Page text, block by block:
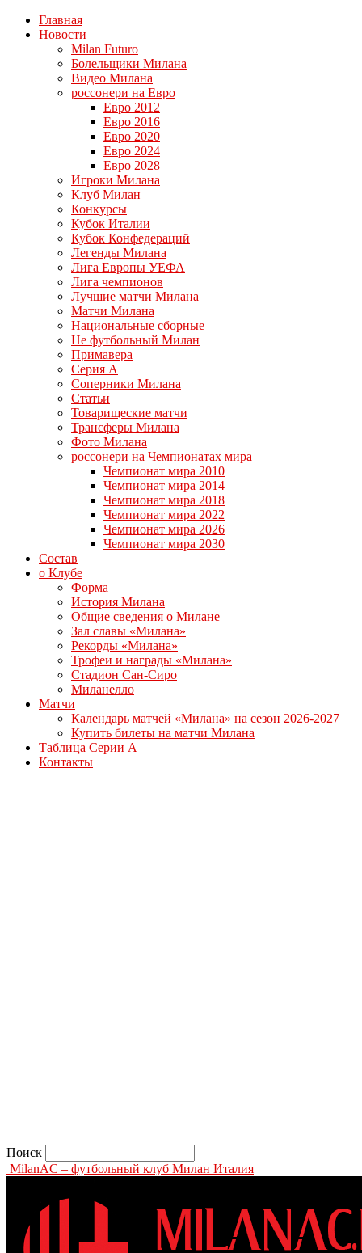
Главная
Новости
Milan Futuro
Болельщики Милана
Видео Милана
россонери на Евро
Евро 2012
Евро 2016
Евро 2020
Евро 2024
Евро 2028
Игроки Милана
Клуб Милан
Конкурсы
Кубок Италии
Кубок Конфедераций
Легенды Милана
Лига Европы УЕФА
Лига чемпионов
Лучшие матчи Милана
Матчи Милана
Национальные сборные
Не футбольный Милан
Примавера
Серия А
Соперники Милана
Статьи
Товарищеские матчи
Трансферы Милана
Фото Милана
россонери на Чемпионатах мира
Чемпионат мира 2010
Чемпионат мира 2014
Чемпионат мира 2018
Чемпионат мира 2022
Чемпионат мира 2026
Чемпионат мира 2030
Состав
о Клубе
Форма
История Милана
Общие сведения о Милане
Зал славы «Милана»
Рекорды «Милана»
Трофеи и награды «Милана»
Стадион Сан-Сиро
Миланелло
Матчи
Календарь матчей «Милана» на сезон 2026-2027
Купить билеты на матчи Милана
Таблица Серии А
Контакты
Поиск
MilanAC – футбольный клуб Милан Италия